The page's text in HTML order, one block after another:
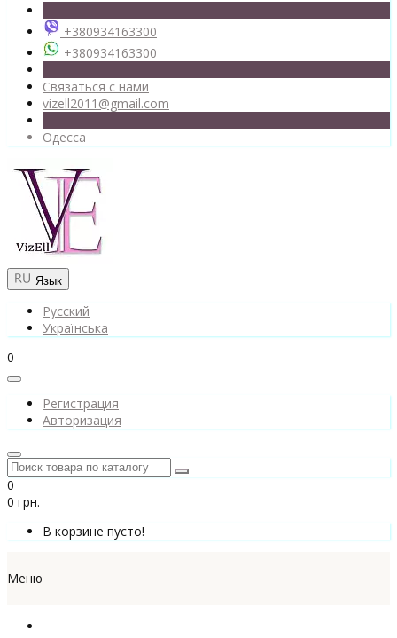
+380934163300
+380934163300
Связаться с нами
vizell2011@gmail.com
Одесса
Язык
Русский
Українська
0
Регистрация
Авторизация
0
0 грн.
В корзине пусто!
Меню